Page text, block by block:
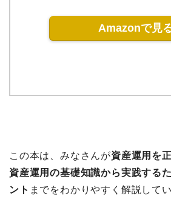
Amazonで見
この本は、みなさんが資産運用を
資産運用の基礎知識から実践する
ント までをわかりやすく解説して